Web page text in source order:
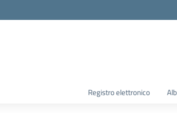
Registro elettronico